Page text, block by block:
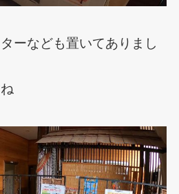
ーなども置いてありまし